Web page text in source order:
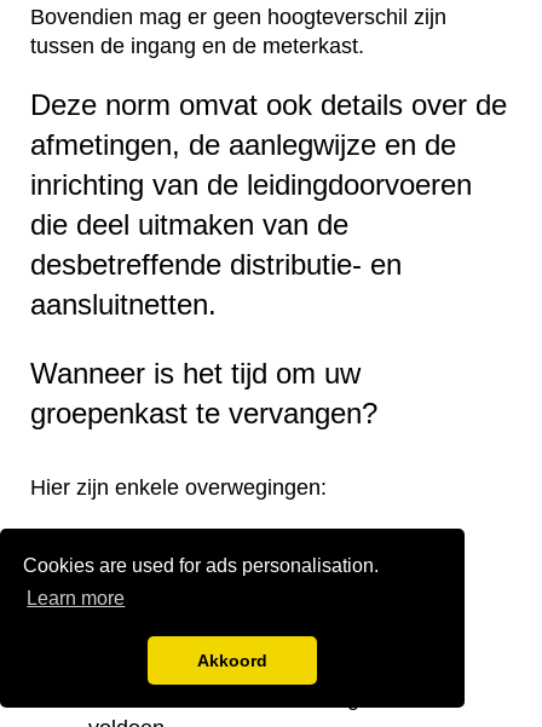
Cookies are used for ads personalisation.
Learn more
Akkoord
Bovendien mag er geen hoogteverschil zijn
tussen de ingang en de meterkast.
Deze norm omvat ook details over de
afmetingen, de aanlegwijze en de
inrichting van de leidingdoorvoeren
die deel uitmaken van de
desbetreffende distributie- en
aansluitnetten.
Wanneer is het tijd om uw
groepenkast te vervangen?
Hier zijn enkele overwegingen:
Onjuiste verdeling van de groepen.
Onvoldoende groepen.
Te kleine stoppenkast.
Verplaatsing van de groepenkast.